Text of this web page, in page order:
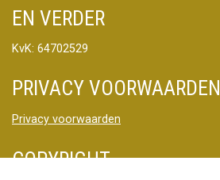
EN VERDER
KvK: 64702529
PRIVACY VOORWAARDEN
Privacy voorwaarden
COPYRIGHT